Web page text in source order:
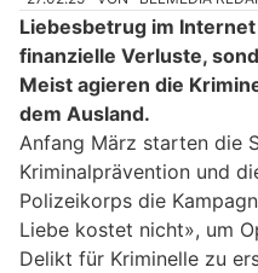
Liebesbetrug im
finanzielle Verluste,
Meist agieren die
dem Ausland.
Anfang März starten die
Kriminalprävention und
Polizeikorps die
Liebe kostet nicht», um
Delikt für Kriminelle zu